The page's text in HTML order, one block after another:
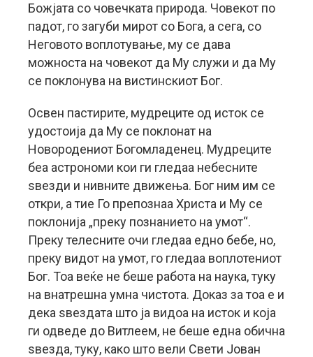
Божјата со човечката природа. Човекот по
падот, го загуби мирот со Бога, а сега, со
Неговото воплотување, му се дава
можноста на човекот да Му служи и да Му
се поклонува на вистинскиот Бог.
Освен пастирите, мудреците од исток се
удостоија да Му се поклонат на
Новородениот Богомладенец. Мудреците
беа астрономи кои ги гледаа небесните
ѕвезди и нивните движења. Бог ним им се
откри, а тие Го препознаа Христа и Му се
поклонија „преку познанието на умот“.
Преку телесните очи гледаа едно бебе, но,
преку видот на умот, го гледаа воплотениот
Бог. Тоа веќе не беше работа на наука, туку
на внатрешна умна чистота. Доказ за тоа е и
дека ѕвездата што ја видоа на исток и која
ги одведе до Витлеем, не беше една обична
ѕвезда, туку, како што вели Свети Јован